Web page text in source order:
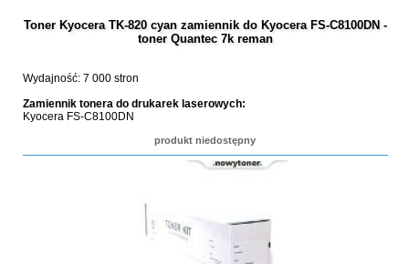
Toner Kyocera TK-820 cyan zamiennik do Kyocera FS-C8100DN -
toner Quantec 7k reman
Wydajność: 7 000 stron
Zamiennik tonera do drukarek laserowych:
Kyocera FS-C8100DN
produkt niedostępny